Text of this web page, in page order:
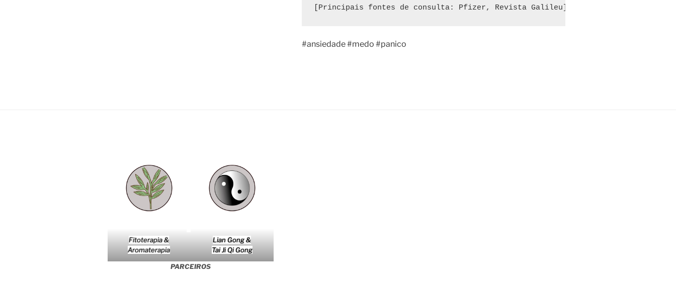
[Principais fontes de consulta: Pfizer, Revista Galileu]
#ansiedade #medo #panico
Fitoterapia &
Aromaterapia
Lian Gong &
Tai Ji Qi Gong
PARCEIROS